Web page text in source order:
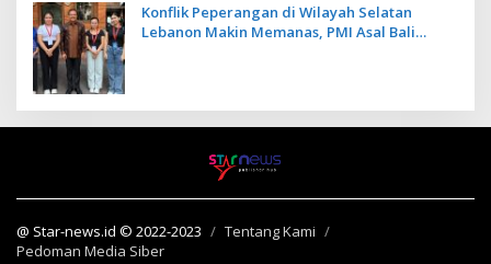
Konflik Peperangan di Wilayah Selatan
Lebanon Makin Memanas, PMI Asal Bali
@ Star-news.id © 2022-2023
Tentang Kami
Pedoman Media Siber